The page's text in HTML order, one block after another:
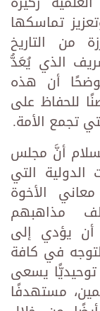
تماسكها
من التاريخ
الذي يُعَدُّ
أن هذه
للحفاظ على
تجمع الأمة.
أنَّ مجلس
التي
الأخوة
مذاهبهم
أن يؤدي إلى
في كافة
يسعى
مستهدفًا